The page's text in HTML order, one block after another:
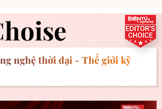
nghệ thời đại - Thế giới kỹ